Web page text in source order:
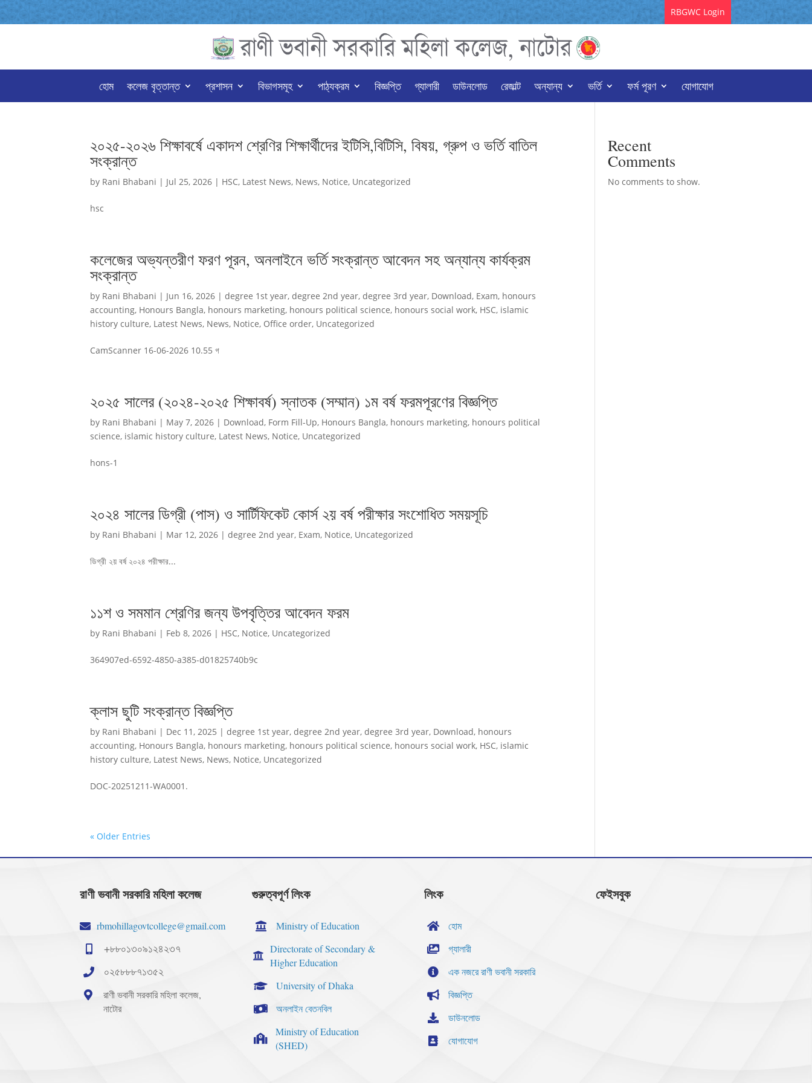
RBGWC Login
হোম কলেজ বৃত্তান্ত প্রশাসন বিভাগসমূহ পাঠ্যক্রম বিজ্ঞপ্তি গ্যালারী ডাউনলোড রেজাল্ট অন্যান্য ভর্তি ফর্ম পূরণ যোগাযোগ
২০২৫-২০২৬ শিক্ষাবর্ষে একাদশ শ্রেণির শিক্ষার্থীদের ইটিসি,বিটিসি, বিষয়, গ্রুপ ও ভর্তি বাতিল
সংক্রান্ত
by Rani Bhabani | Jul 25, 2026 | HSC, Latest News, News, Notice, Uncategorized
hsc
কলেজের অভ্যন্তরীণ ফরণ পূরন, অনলাইনে ভর্তি সংক্রান্ত আবেদন সহ অন্যান্য কার্যক্রম
সংক্রান্ত
by Rani Bhabani | Jun 16, 2026 |degree 1st year,degree 2nd year,degree 3rd year, Download, Exam, honours
accounting, Honours Bangla, honours marketing, honours political science, honours social work, HSC, islamic
history culture, Latest News, News, Notice, Office order, Uncategorized
CamScanner 16-06-2026 10.55 গ
২০২৫ সালের (২০২৪-২০২৫ শিক্ষাবর্ষ) স্নাতক (সম্মান) ১ম বর্ষ ফরমপূরণের বিজ্ঞপ্তি
by Rani Bhabani | May 7, 2026 | Download, Form Fill-Up, Honours Bangla, honours marketing, honours political
science, islamic history culture, Latest News, Notice, Uncategorized
hons-1
২০২৪ সালের ডিগ্রী (পাস) ও সার্টিফিকেট কোর্স ২য় বর্ষ পরীক্ষার সংশোধিত সময়সূচি
by Rani Bhabani | Mar 12, 2026 |degree 2nd year, Exam, Notice, Uncategorized
ডিগ্রী ২য় বর্ষ ২০২৪ পরীক্ষার...
১১শ ও সমমান শ্রেণির জন্য উপবৃত্তির আবেদন ফরম
by Rani Bhabani | Feb 8, 2026 | HSC, Notice, Uncategorized
364907ed-6592-4850-a385-d01825740b9c
ক্লাস ছুটি সংক্রান্ত বিজ্ঞপ্তি
by Rani Bhabani | Dec 11, 2025 |degree 1st year,degree 2nd year,degree 3rd year, Download, honours
accounting, Honours Bangla, honours marketing, honours political science, honours social work, HSC, islamic
history culture, Latest News, News, Notice, Uncategorized
DOC-20251211-WA0001.
« Older Entries
Recent
Comments
No comments to show.
রাণী ভবানী সরকারি মহিলা কলেজ
rbmohillagovtcollege@gmail.com
+৮৮০১৩০৯১২৪২৩৭
০২৫৮৮৮৭১৩৫২
রাণী ভবানী সরকারি মহিলা কলেজ,
নাটোর
গুরুত্বপূর্ণ লিংক
Ministry of Education
Directorate of Secondary &
Higher Education
University of Dhaka
অনলাইন বেতনবিল
Ministry of Education
(SHED)
লিংক
হোম
গ্যালারী
এক নজরে রাণী ভবানী সরকারি
বিজ্ঞপ্তি
ডাউনলোড
যোগাযোগ
ফেইসবুক